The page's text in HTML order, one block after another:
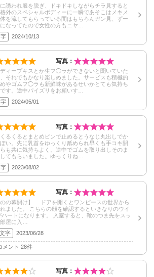
誘われ服を脱ぎ、ドキドキしながらチラ見すると
外のスペシャルボディーに一瞬であそこはメキメ
を流してもらっている間はもちろんガン見、ずー
なってたので女性の方もニヤ…
2024/10/13
写真：
ィープキスとか生フ◯ラができないと聞いていた
それでもかなり楽しめました。サービスも積極的
やゴムフ◯ラも新鮮味があるせいかとても気持ち
す。途中パイズリをお願いす…
2024/05/01
写真：
るくるとまとめピンで止めるとうなじ丸出しでか
い。先に乳首をゆっくり舐められ早くも手コキ開
も共に気持ちよく、途中でゴムを取り出しそのま
てもらいました。ゆっくりね…
2023/08/02
写真：
のの幕開け】 ドアを開くとワンピースの世界から
ました。 こちらの顔を確認するといきなりのウイ
ります。 入室すると、靴のつま先をスッ
屋に入…
字
2023/06/28
メント 28件
写真：